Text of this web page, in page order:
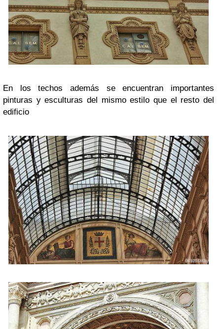
En los techos además se encuentran importantes
pinturas y esculturas del mismo estilo que el resto del
edificio